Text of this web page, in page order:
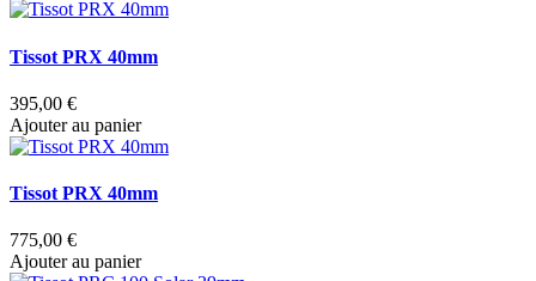
Tissot PRX 40mm
395,00 €
Ajouter au panier
Tissot PRX 40mm
775,00 €
Ajouter au panier